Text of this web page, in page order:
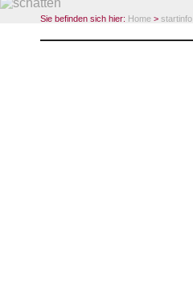
Sie befinden sich hier: Home > startinfo